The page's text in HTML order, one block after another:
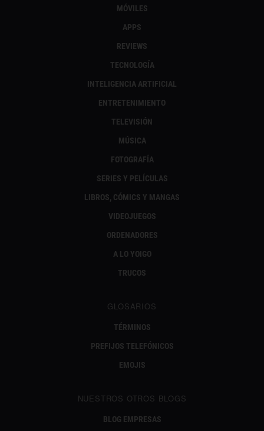
MÓVILES
APPS
REVIEWS
TECNOLOGÍA
INTELIGENCIA ARTIFICIAL
ENTRETENIMIENTO
TELEVISIÓN
MÚSICA
FOTOGRAFÍA
SERIES Y PELÍCULAS
LIBROS, CÓMICS Y MANGAS
VIDEOJUEGOS
ORDENADORES
A LO YOIGO
TRUCOS
GLOSARIOS
TÉRMINOS
PREFIJOS TELEFÓNICOS
EMOJIS
NUESTROS OTROS BLOGS
BLOG EMPRESAS